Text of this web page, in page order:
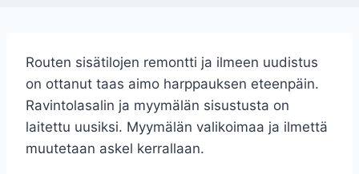
Routen sisätilojen remontti ja ilmeen uudistus
on ottanut taas aimo harppauksen eteenpäin.
Ravintolasalin ja myymälän sisustusta on
laitettu uusiksi. Myymälän valikoimaa ja ilmettä
muutetaan askel kerrallaan.